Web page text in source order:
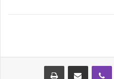
واتساب مشاركة عبر البريد